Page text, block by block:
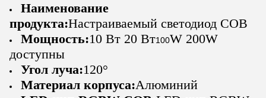
Наименование
продукта:Настраиваемый светодиод COB
Мощность:10 Вт 20 Вт100W 200W
доступны
Угол луча:120°
Материал корпуса:Алюминий